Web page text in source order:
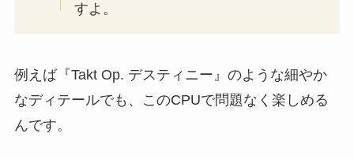
すよ。
例えば『Takt Op. デスティニー』のような細やか
なディテールでも、このCPUで問題なく楽しめる
んです。